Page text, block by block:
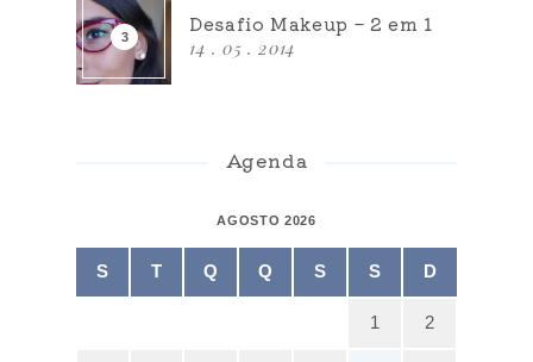
Desafio Makeup – 2 em 1
14 . 05 . 2014
Agenda
AGOSTO 2026
S T Q Q S S D
1 2